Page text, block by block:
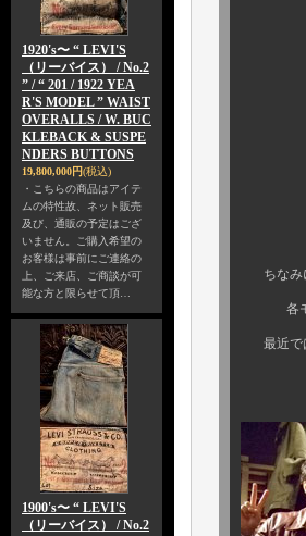
1920's〜 “ LEVI'S
（リーバイス） / No.2
” / “ 201 / 1922 YEA
R'S MODEL ” WAIST
OVERALLS / W. BUC
KLEBACK & SUSPE
NDERS BUTTONS
19,800,000円(税込)
・こちらの商品はアイテ
ムの特性故、ネット販売
及び、通販の予定はござ
いません。ご購入希望の
お客様は事前にご連絡の
上、ご来店、ご商談が可
能な方と限らせて頂…
1900's〜 “ LEVI'S
（リーバイス） / No.2
( 61
あり
また、
言う
弊店な
抜群
ちなみ
各モデ
最近で